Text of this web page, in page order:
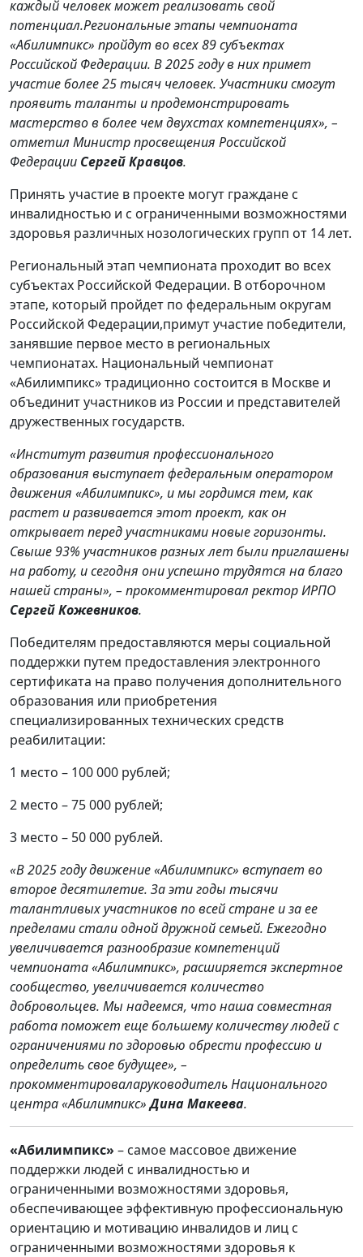
каждый человек может реализовать свой
потенциал.Региональные этапы чемпионата
«Абилимпикс» пройдут во всех 89 субъектах
Российской Федерации. В 2025 году в них примет
участие более 25 тысяч человек. Участники смогут
проявить таланты и продемонстрировать
мастерство в более чем двухстах компетенциях», –
отметил Министр просвещения Российской
Федерации Сергей Кравцов.
Принять участие в проекте могут граждане с
инвалидностью и с ограниченными возможностями
здоровья различных нозологических групп от 14 лет.
Региональный этап чемпионата проходит во всех
субъектах Российской Федерации. В отборочном
этапе, который пройдет по федеральным округам
Российской Федерации,примут участие победители,
занявшие первое место в региональных
чемпионатах. Национальный чемпионат
«Абилимпикс» традиционно состоится в Москве и
объединит участников из России и представителей
дружественных государств.
«Институт развития профессионального
образования выступает федеральным оператором
движения «Абилимпикс», и мы гордимся тем, как
растет и развивается этот проект, как он
открывает перед участниками новые горизонты.
Свыше 93% участников разных лет были приглашены
на работу, и сегодня они успешно трудятся на благо
нашей страны», – прокомментировал ректор ИРПО
Сергей Кожевников.
Победителям предоставляются меры социальной
поддержки путем предоставления электронного
сертификата на право получения дополнительного
образования или приобретения
специализированных технических средств
реабилитации:
1 место – 100 000 рублей;
2 место – 75 000 рублей;
3 место – 50 000 рублей.
«В 2025 году движение «Абилимпикс» вступает во
второе десятилетие. За эти годы тысячи
талантливых участников по всей стране и за ее
пределами стали одной дружной семьей. Ежегодно
увеличивается разнообразие компетенций
чемпионата «Абилимпикс», расширяется экспертное
сообщество, увеличивается количество
добровольцев. Мы надеемся, что наша совместная
работа поможет еще большему количеству людей с
ограничениями по здоровью обрести профессию и
определить свое будущее», –
прокомментироваларуководитель Национального
центра «Абилимпикс»Дина Макеева.
«Абилимпикс» – самое массовое движение
поддержки людей с инвалидностью и
ограниченными возможностями здоровья,
обеспечивающее эффективную профессиональную
ориентацию и мотивацию инвалидов и лиц с
ограниченными возможностями здоровья к